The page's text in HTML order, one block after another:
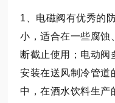
1、电磁阀有优秀的
小，适合在一些腐蚀
断截止使用；电动阀
安装在送风制冷管道
中，在酒水饮料生产